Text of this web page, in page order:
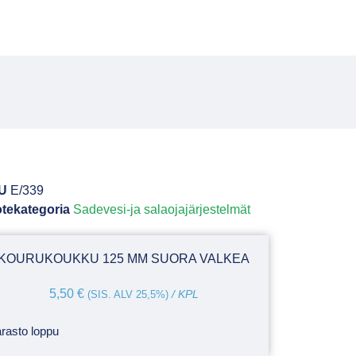
E/339
Sadevesi-ja salaojajärjestelmät
KOURUKOUKKU 125 MM SUORA VALKEA
5,50 € (SIS. ALV 25,5%)/ KPL
loppu